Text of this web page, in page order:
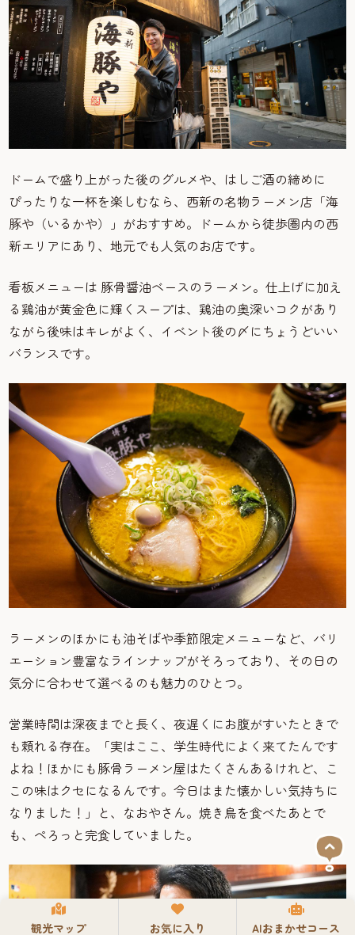
ドームで盛り上がった後のグルメや、はしご酒の締めに
ぴったりな一杯を楽しむなら、西新の名物ラーメン店「海
豚や（いるかや）」がおすすめ。ドームから徒歩圏内の西
新エリアにあり、地元でも人気のお店です。
看板メニューは 豚骨醤油ベースのラーメン。仕上げに加え
る鶏油が黄金色に輝くスープは、鶏油の奥深いコクがあり
ながら後味はキレがよく、イベント後の〆にちょうどいい
バランスです。
ラーメンのほかにも油そばや季節限定メニューなど、バリ
エーション豊富なラインナップがそろっており、その日の
気分に合わせて選べるのも魅力のひとつ。
営業時間は深夜までと長く、夜遅くにお腹がすいたときで
も頼れる存在。「実はここ、学生時代によく来てたんです
よね！ほかにも豚骨ラーメン屋はたくさんあるけれど、こ
この味はクセになるんです。今日はまた懐かしい気持ちに
なりました！」と、なおやさん。焼き鳥を食べたあとで
も、ぺろっと完食していました。
観光マップ お気に入り AIおまかせコース